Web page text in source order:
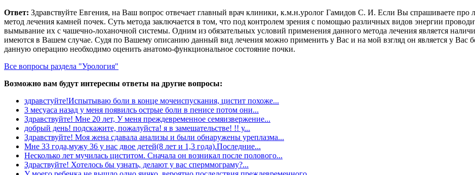
Ответ: Здравствуйте Евгения, на Ваш вопрос отвечает главный врач клиники, к.м.н.уролог Гамидов С. И. Если Вы спрашиваете про
метод лечения камней почек. Суть метода заключается в том, что под контролем зрения с помощью различных видов энергии
ымывание их с чашечно-лоханочной системы. Одним из обязательных условий применения данного метода лечения является
имеются в Вашем случае. Судя по Вашему описанию данный вид лечения можно применить у Вас и на мой взгляд он является у Вас
данную операцию необходимо оценить анатомо-функциональное состояние почки.
се вопросы раздела "Урология"
озможно вам будут интересны ответы на другие вопросы:
здравстуйте!Испытываю боли в конце мочеиспускания, цистит похоже...
3 месуаса назад у меня появилсь острые боли в пенисе потом они...
Здравствуйте! Мне 20 лет, У меня преждевременное семяизвержение...
добрый день! подскажите, пожалуйста! я в замешательстве! !! у...
Здравствуйте! Моя жена сдавала анализы и были обнаружены уреплазма...
Мне 33 года,мужу 36 у нас двое детей(8 лет и 1,3 года).Последние...
Несколько лет мучилась циститом. Сначала он возникал после полового...
Здраствуйте! Хотелось бы узнать, делают у вас сперммограму?...